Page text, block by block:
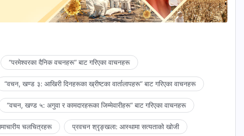
“परमेश्‍वरका दैनिक वचनहरू” बाट गरिएका वाचनहरू
“वचन, खण्ड ३: आखिरी दिनहरूका ख्रीष्टका वार्तालापहरू” बाट गरिएका वाचनहरू
“वचन, खण्ड ५: अगुवा र कामदारहरूका जिम्‍मेवारीहरू” बाट गरिएका वाचनहरू
चलचित्रहरू प्रवचन श्रृङ्खला: आस्थामा सत्यताको खोजी